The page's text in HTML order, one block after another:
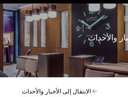
والأحداث
الانتقال إلى الأخبار والأحداث